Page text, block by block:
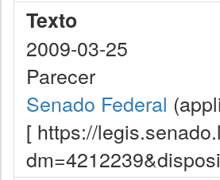
Texto
2009-03-25
Parecer
Senado Federal
[ https://